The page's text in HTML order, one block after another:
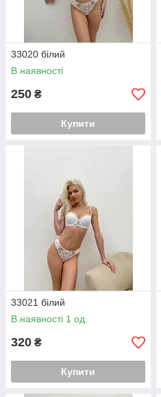
33020 білий
В наявності
250 ₴
Купити
33021 білий
В наявності 1 од.
320 ₴
Купити